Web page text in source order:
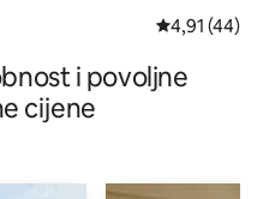
Prosječna
4,91 (44)
i povoljne
cijene